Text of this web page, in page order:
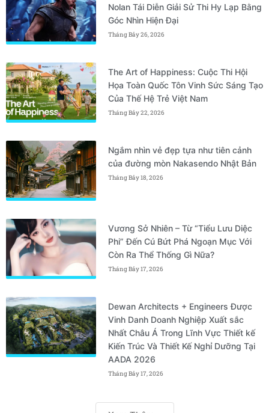
Nolan Tái Diễn Giải Sử Thi Hy Lạp Bằng
Góc Nhìn Hiện Đại
Tháng Bảy 26, 2026
The Art of Happiness: Cuộc Thi Hội
Họa Toàn Quốc Tôn Vinh Sức Sáng Tạo
Của Thế Hệ Trẻ Việt Nam
Tháng Bảy 22, 2026
Ngắm nhìn vẻ đẹp tựa như tiên cảnh
của đường mòn Nakasendo Nhật Bản
Tháng Bảy 18, 2026
Vương Sở Nhiên – Từ “Tiểu Lưu Diệc
Phi” Đến Cú Bứt Phá Ngoạn Mục Với
Còn Ra Thể Thống Gì Nữa?
Tháng Bảy 17, 2026
Dewan Architects + Engineers Được
Vinh Danh Doanh Nghiệp Xuất sắc
Nhất Châu Á Trong Lĩnh Vực Thiết kế
Kiến Trúc Và Thiết Kế Nghỉ Dưỡng Tại
AADA 2026
Tháng Bảy 17, 2026